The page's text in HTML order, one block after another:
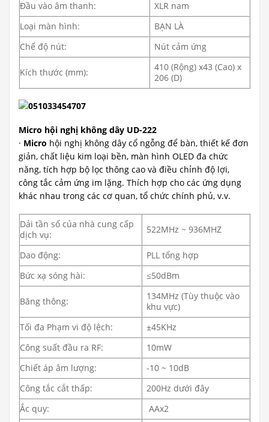
Đầu vào âm thanh:
XLR nam
Loại màn hình:
BẠN LÀ
Chế độ nút:
Nút cảm ứng
Kích thước (mm):
410 (Rộng) x43 (Cao) x
206 (D)
Micro hội nghị không dây UD-222
· Micro hội nghị không dây cổ ngỗng để bàn, thiết kế đơn
giản, chất liệu kim loại bền, màn hình OLED đa chức
năng, tích hợp bộ lọc thông cao và điều chỉnh độ lợi,
công tắc cảm ứng im lặng. Thích hợp cho các ứng dụng
khác nhau trong các cơ quan, tổ chức chính phủ, v.v.
Dải tần số của nhà cung cấp
dịch vụ:
522MHz ~ 936MHZ
Dao động:
PLL tổng hợp
Bức xạ sóng hài:
≤50dBm
Băng thông:
134MHz (Tùy thuộc vào
khu vực)
Tối đa Phạm vi độ lệch:
±45KHz
Công suất đầu ra RF:
10mW
Chiết áp âm lượng:
-10 ~ 10dB
Công tắc cắt thấp:
200Hz dưới đây
Ắc quy:
AAx2